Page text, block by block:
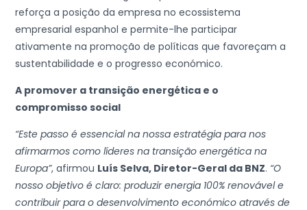
reforça a posição da empresa no ecossistema
empresarial espanhol e permite-lhe participar
ativamente na promoção de políticas que favoreçam a
sustentabilidade e o progresso económico.
A promover a transição energética e o
compromisso social
“Este passo é essencial na nossa estratégia para nos
afirmarmos como líderes na transição energética na
Europa”, afirmou Luís Selva, Diretor-Geral da BNZ. “O
nosso objetivo é claro: produzir energia 100% renovável e
contribuir para o desenvolvimento económico através de